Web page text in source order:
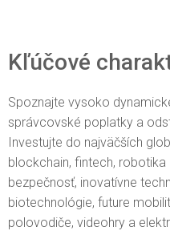
Kľúčové
Spoznajte vysoko
správcovské poplatky a
Investujte do najväčších
blockchain, fintech,
bezpečnosť, inovatívne
biotechnológie, future
polovodiče, videohry a